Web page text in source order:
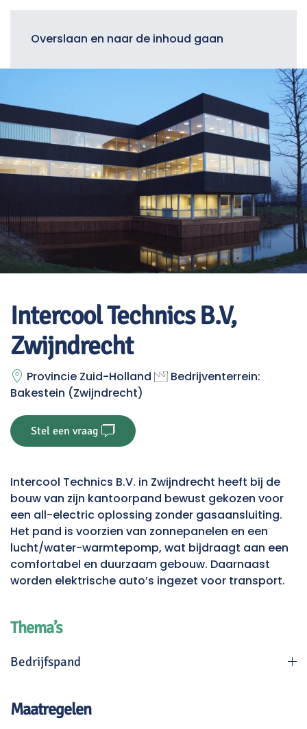
Overslaan en naar de inhoud gaan
Intercool Technics B.V,
Zwijndrecht
Provincie Zuid-Holland
Bedrijventerrein:
Bakestein (Zwijndrecht)
Stel een vraag
Intercool Technics B.V. in Zwijndrecht heeft bij de
bouw van zijn kantoorpand bewust gekozen voor
een all-electric oplossing zonder gasaansluiting.
Het pand is voorzien van zonnepanelen en een
lucht/water-warmtepomp, wat bijdraagt aan een
comfortabel en duurzaam gebouw. Daarnaast
worden elektrische auto’s ingezet voor transport.
Thema’s
Bedrijfspand
Maatregelen